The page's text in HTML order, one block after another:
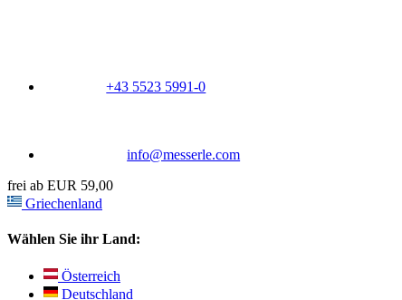
+43 5523 5991-0
info@messerle.com
frei ab EUR 59,00
Griechenland
Wählen Sie ihr Land:
Österreich
Deutschland